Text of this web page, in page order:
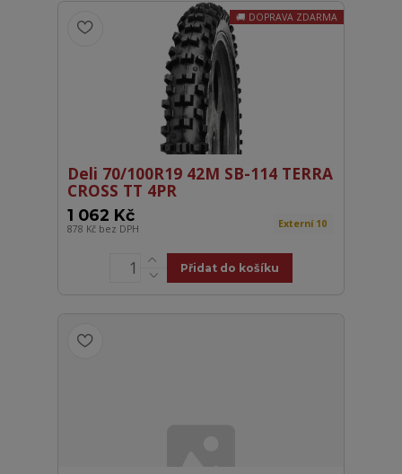
DOPRAVA ZDARMA
Deli 70/100R19 42M SB-114 TERRA
CROSS TT 4PR
1 062 Kč
878 Kč bez DPH Externí 10
Přidat do košíku